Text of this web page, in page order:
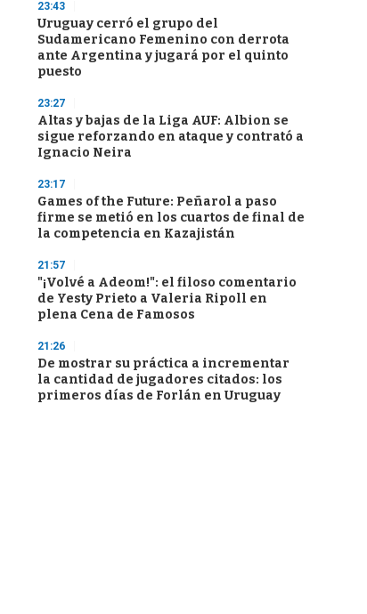
23:43
Uruguay cerró el grupo del
Sudamericano Femenino con derrota
ante Argentina y jugará por el quinto
puesto
23:27
Altas y bajas de la Liga AUF: Albion se
sigue reforzando en ataque y contrató a
Ignacio Neira
23:17
Games of the Future: Peñarol a paso
firme se metió en los cuartos de final de
la competencia en Kazajistán
21:57
"¡Volvé a Adeom!": el filoso comentario
de Yesty Prieto a Valeria Ripoll en
plena Cena de Famosos
21:26
De mostrar su práctica a incrementar
la cantidad de jugadores citados: los
primeros días de Forlán en Uruguay